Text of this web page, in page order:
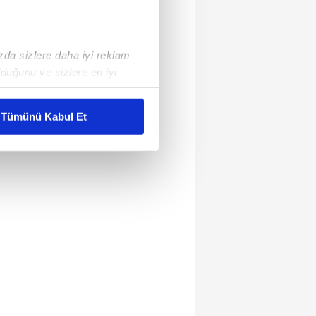
sizlere daha iyi reklam
ve sizlere en iyi
karşılamak
kullanılmaktadır. Bu
sunulması
ve sizlere yönelik
detaylı bilgi için Ayarlar
ve sitemizde ilgili
Tümünü Kabul Et